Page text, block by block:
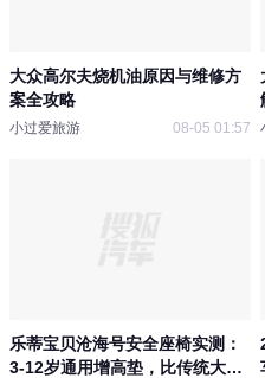
大众高尔夫烧机油原因与维修方
案全攻略
小过爱旅游 08-05 01:57
乐蒂宝贝沧海号安全座椅实测：
3-12岁通用增高垫，比传统大座